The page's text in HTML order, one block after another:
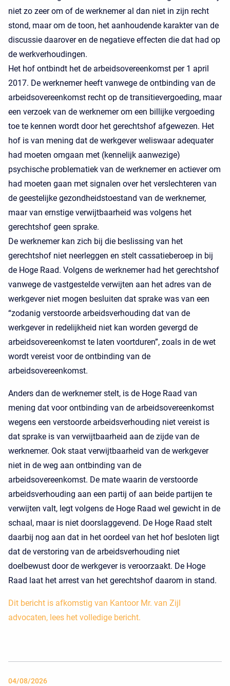
niet zo zeer om of de werknemer al dan niet in zijn recht
stond, maar om de toon, het aanhoudende karakter van de
discussie daarover en de negatieve effecten die dat had op
de werkverhoudingen.
Het hof ontbindt het de arbeidsovereenkomst per 1 april
2017. De werknemer heeft vanwege de ontbinding van de
arbeidsovereenkomst recht op de transitievergoeding, maar
een verzoek van de werknemer om een billijke vergoeding
toe te kennen wordt door het gerechtshof afgewezen. Het
hof is van mening dat de werkgever weliswaar adequater
had moeten omgaan met (kennelijk aanwezige)
psychische problematiek van de werknemer en actiever om
had moeten gaan met signalen over het verslechteren van
de geestelijke gezondheidstoestand van de werknemer,
maar van ernstige verwijtbaarheid was volgens het
gerechtshof geen sprake.
De werknemer kan zich bij die beslissing van het
gerechtshof niet neerleggen en stelt cassatieberoep in bij
de Hoge Raad. Volgens de werknemer had het gerechtshof
vanwege de vastgestelde verwijten aan het adres van de
werkgever niet mogen besluiten dat sprake was van een
“zodanig verstoorde arbeidsverhouding dat van de
werkgever in redelijkheid niet kan worden gevergd de
arbeidsovereenkomst te laten voortduren”, zoals in de wet
wordt vereist voor de ontbinding van de
arbeidsovereenkomst.
Anders dan de werknemer stelt, is de Hoge Raad van
mening dat voor ontbinding van de arbeidsovereenkomst
wegens een verstoorde arbeidsverhouding niet vereist is
dat sprake is van verwijtbaarheid aan de zijde van de
werknemer. Ook staat verwijtbaarheid van de werkgever
niet in de weg aan ontbinding van de
arbeidsovereenkomst. De mate waarin de verstoorde
arbeidsverhouding aan een partij of aan beide partijen te
verwijten valt, legt volgens de Hoge Raad wel gewicht in de
schaal, maar is niet doorslaggevend. De Hoge Raad stelt
daarbij nog aan dat in het oordeel van het hof besloten ligt
dat de verstoring van de arbeidsverhouding niet
doelbewust door de werkgever is veroorzaakt. De Hoge
Raad laat het arrest van het gerechtshof daarom in stand.
Dit bericht is afkomstig van Kantoor Mr. van Zijl
advocaten, lees het volledige bericht.
04/08/2026